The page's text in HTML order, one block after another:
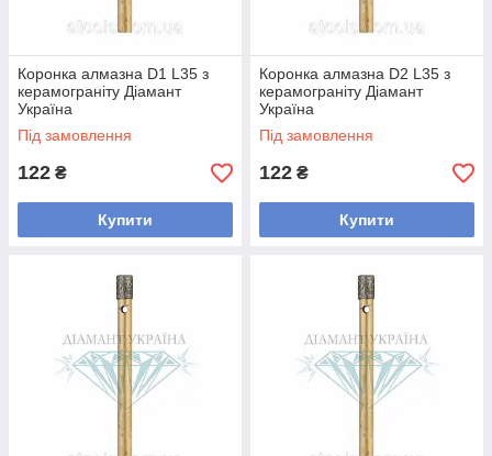
Коронка алмазна D1 L35 з
керамограніту Діамант
Україна
Під замовлення
122 ₴
Купити
Коронка алмазна D2 L35 з
керамограніту Діамант
Україна
Під замовлення
122 ₴
Купити